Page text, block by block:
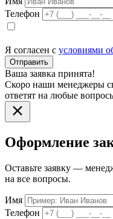
Телефон
Я согласен с условиями
Отправить
Ваша заявка принята!
Скоро наши менеджеры
ответят на любые
Оформление
Оставьте заявку —
на все вопросы.
Имя
Телефон